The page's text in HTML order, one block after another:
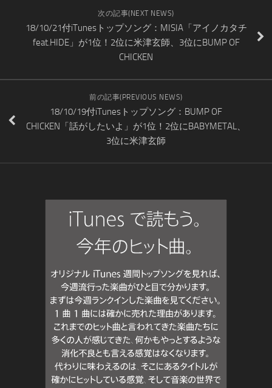
次の記事(NEXT NEWS)
18/10/21付iTunesトップソング：MISIA「アイノカタチ
feat.HIDE」が1位！2位に米津玄師、3位にBUMP OF
CHICKEN
前の記事(PREVIOUS NEWS)
18/10/19付iTunesトップソング：BUMP OF
CHICKEN「話がしたいよ」が1位！2位にBABYMETAL、
3位に米津玄師